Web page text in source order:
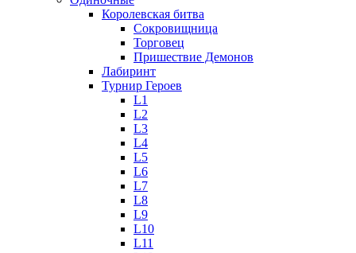
Королевская битва
Сокровищница
Торговец
Пришествие Демонов
Лабиринт
Турнир Героев
L1
L2
L3
L4
L5
L6
L7
L8
L9
L10
L11